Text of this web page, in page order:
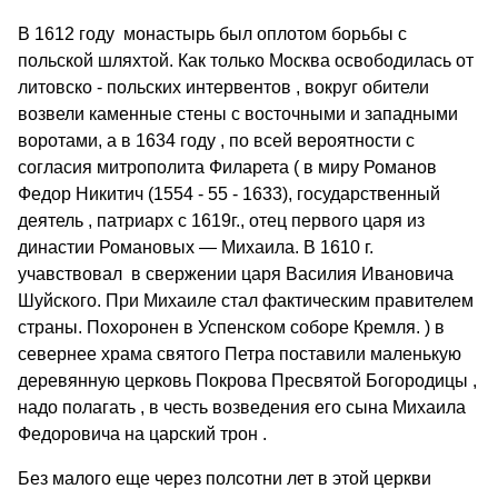
В 1612 году монастырь был оплотом борьбы с
польской шляхтой. Как только Москва освободилась от
литовско - польских интервентов , вокруг обители
возвели каменные стены с восточными и западными
воротами, а в 1634 году , по всей вероятности с
согласия митрополита Филарета ( в миру Романов
Федор Никитич (1554 - 55 - 1633), государственный
деятель , патриарх с 1619г., отец первого царя из
династии Романовых — Михаила. В 1610 г.
учавствовал в свержении царя Василия Ивановича
Шуйского. При Михаиле стал фактическим правителем
страны. Похоронен в Успенском соборе Кремля. ) в
севернее храма святого Петра поставили маленькую
деревянную церковь Покрова Пресвятой Богородицы ,
надо полагать , в честь возведения его сына Михаила
Федоровича на царский трон .
Без малого еще через полсотни лет в этой церкви